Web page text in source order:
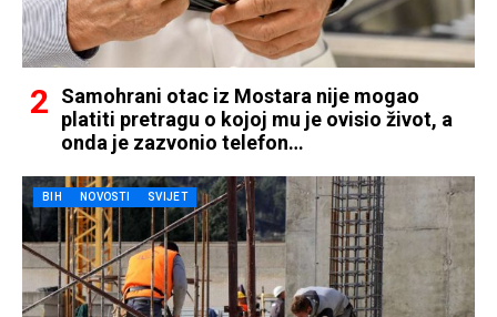
Samohrani otac iz Mostara nije mogao
platiti pretragu o kojoj mu je ovisio život, a
onda je zazvonio telefon…
BIH NOVOSTI SVIJET